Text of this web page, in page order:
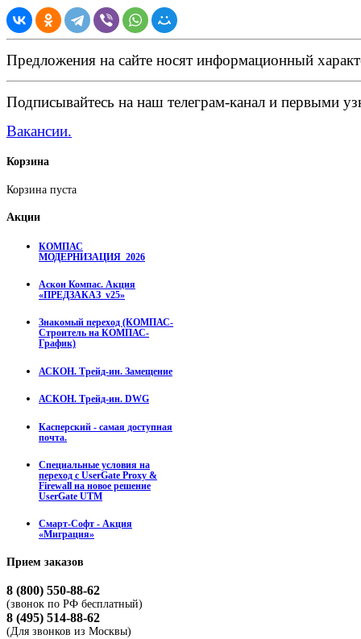
Предложения на сайте носят информационный
Подписывайтесь на наш телеграм-канал и первыми
Вакансии.
Корзина
Корзина пуста
Акции
КОМПАС
МОДЕРНИЗАЦИЯ_2026
Аскон Компас. Акция
«ПРЕДЗАКАЗ_v25»
Знакомый переход (КОМПАС-
Строитель на КОМПАС-
График)
АСКОН. Трейд-ин. Замещение
АСКОН. Трейд-ин. DWG
Касперский - самая доступная
почта.
Специальные условия на
переход с UserGate Proxy &
Firewall на новое решение
UserGate UTM
Смарт-Софт - Акция
«Миграция»
Прием заказов
8 (800) 550-88-62
(звонок по РФ бесплатный)
8 (495) 514-88-62
(Для звонков из Москвы)